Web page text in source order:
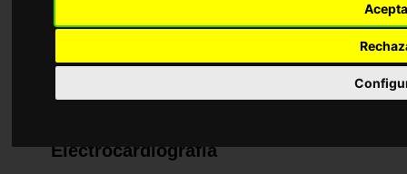
Medicina
Electrocardiografía